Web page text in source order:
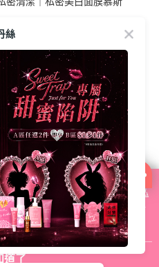
好評吧
使用 cookie 方式之詳情，及若您不希
的 cookie 設定，請參閱本網站「
隱私
網站即表示您同意本公司得按本網站使
道了
絲
Trap 甜蜜陷阱📣